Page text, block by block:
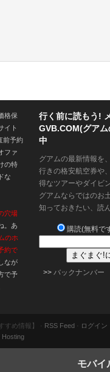
格保
イト
前予約
ファ
の特
な
穴場
。あ
のホ
約で
なが
で予
行く前に読もう!
GVB.COM(グア
中
グアムの最新情報を
行きの格安航空券や
得なツアーやダイビ
グアムならではのお
知っておきたい、読
購読(無料で
>> バックナンバー
すめ情報】 · RSS Feed · ログイン
Hosting
モバイ